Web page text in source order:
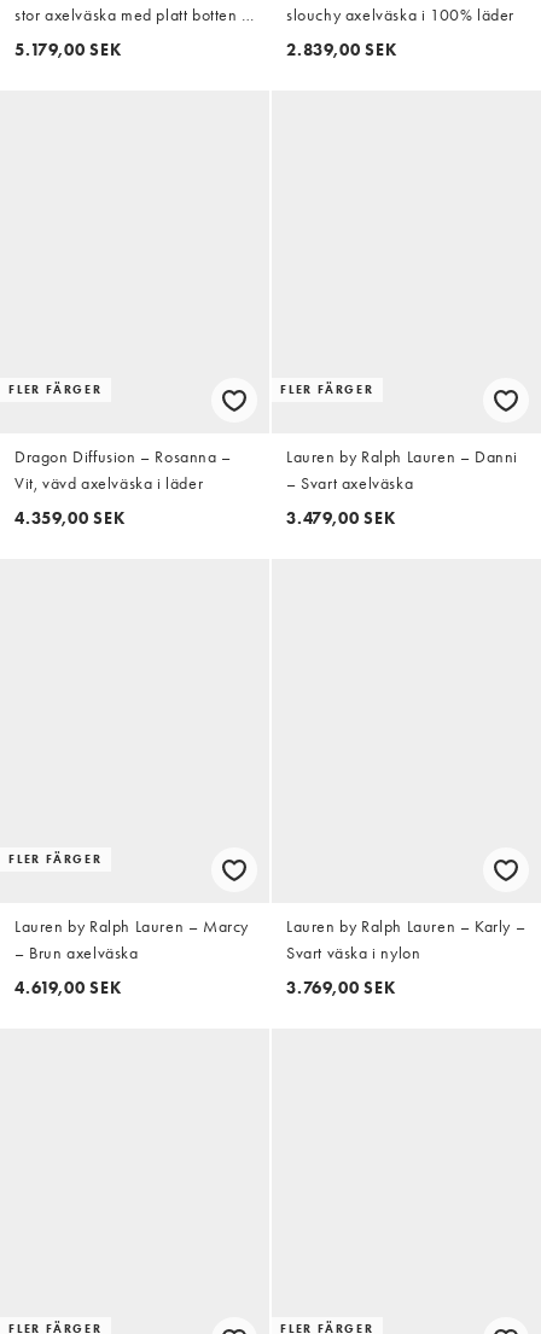
stor axelväska med platt botten i
mocka
5.179,00 SEK
slouchy axelväska i 100% läder
2.839,00 SEK
FLER FÄRGER
Dragon Diffusion – Rosanna –
Vit, vävd axelväska i läder
4.359,00 SEK
FLER FÄRGER
Lauren by Ralph Lauren – Danni
– Svart axelväska
3.479,00 SEK
FLER FÄRGER
Lauren by Ralph Lauren – Marcy
– Brun axelväska
4.619,00 SEK
Lauren by Ralph Lauren – Karly –
Svart väska i nylon
3.769,00 SEK
FLER FÄRGER FLER FÄRGER